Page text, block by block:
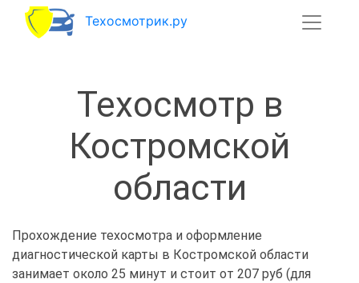
Техосмотрик.ру
Техосмотр в
Костромской
области
Прохождение техосмотра и оформление
диагностической карты в Костромской области
занимает около 25 минут и стоит от 207 руб (для